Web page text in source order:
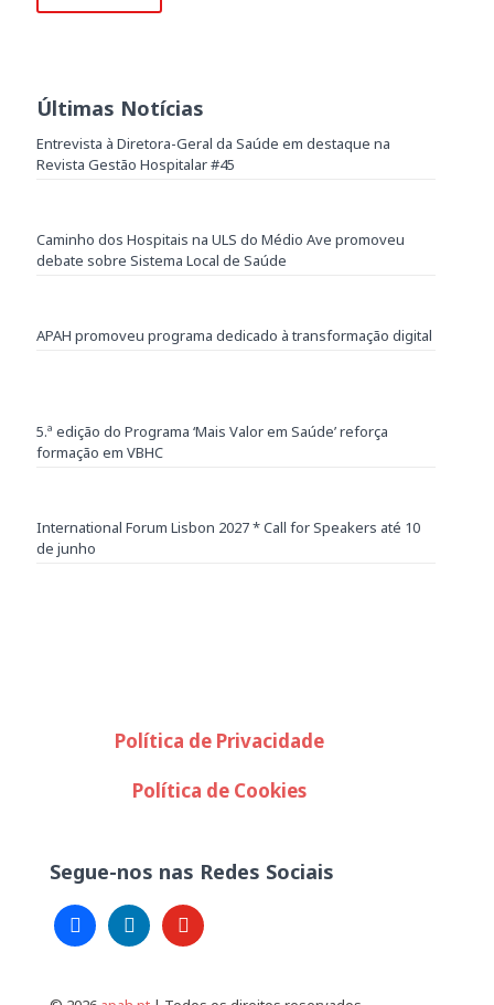
Últimas Notícias
Entrevista à Diretora-Geral da Saúde em destaque na
Revista Gestão Hospitalar #45
Caminho dos Hospitais na ULS do Médio Ave promoveu
debate sobre Sistema Local de Saúde
APAH promoveu programa dedicado à transformação digital
5.ª edição do Programa ‘Mais Valor em Saúde’ reforça
formação em VBHC
International Forum Lisbon 2027 * Call for Speakers até 10
de junho
Política de Privacidade
Política de Cookies
Segue-nos nas Redes Sociais
facebooklinkedin youtube